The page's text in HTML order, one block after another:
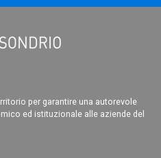
per garantire una autorevole
ed istituzionale alle aziende del